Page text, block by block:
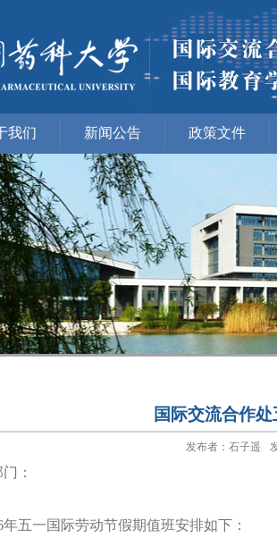
我们 新闻公告 政策文件
国际交流合作
发布者：石子遥
：
五一国际劳动节假期值班安排如下：